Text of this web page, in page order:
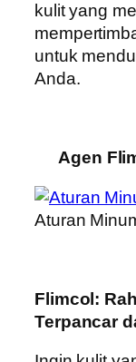
kulit yang
untuk
Anda.
Agen
Aturan
Flimcol:
Terpancar